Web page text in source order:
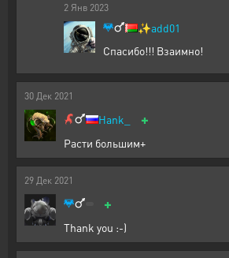
2 Янв 2023
✨add01
Спасибо!!! Взаимно!
30 Дек 2021
Hank_ +
Расти большим+
29 Дек 2021
+
Thank you :-)